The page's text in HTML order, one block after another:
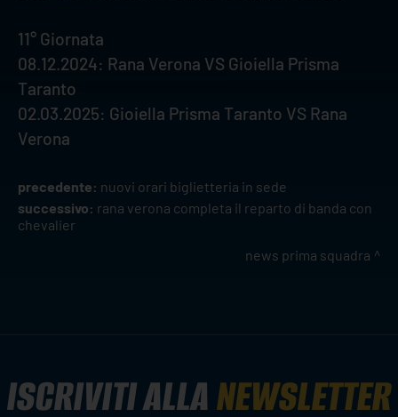
11° Giornata
08.12.2024: Rana Verona VS Gioiella Prisma
Taranto
02.03.2025: Gioiella Prisma Taranto VS Rana
Verona
precedente: nuovi orari biglietteria in sede
successivo: rana verona completa il reparto di banda con
chevalier
news prima squadra
ISCRIVITI ALLANEWSLETTER